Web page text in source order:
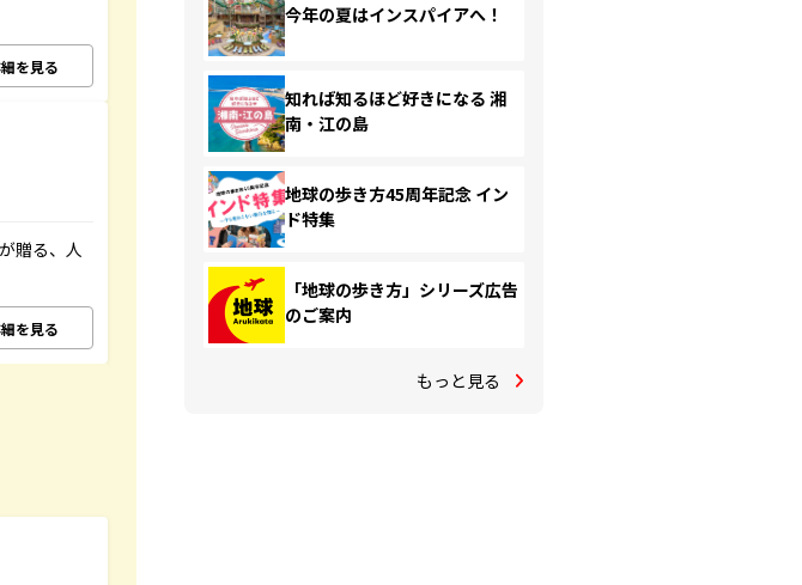
を見る
贈る、人
を見る
今年の夏はインスパイアへ！
知れば知るほど好きになる 湘
南・江の島
地球の歩き方45周年記念 イン
ド特集
「地球の歩き方」シリーズ広告
のご案内
もっと見る